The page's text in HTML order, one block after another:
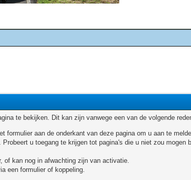
te bekijken. Dit kan zijn vanwege een van de volgende
formulier aan de onderkant van deze pagina om u aan te
u toegang te krijgen tot pagina's die u niet zou
of kan nog in afwachting zijn van activatie.
een formulier of koppeling.